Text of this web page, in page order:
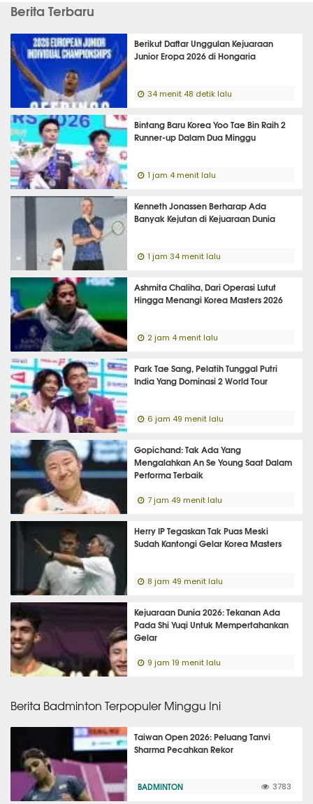
Berita Terbaru
Berikut Daftar Unggulan Kejuaraan
Junior Eropa 2026 di Hongaria
34 menit 48 detik lalu
Bintang Baru Korea Yoo Tae Bin Raih 2
Runner-up Dalam Dua Minggu
1 jam 4 menit lalu
Kenneth Jonassen Berharap Ada
Banyak Kejutan di Kejuaraan Dunia
1 jam 34 menit lalu
Ashmita Chaliha, Dari Operasi Lutut
Hingga Menangi Korea Masters 2026
2 jam 4 menit lalu
Park Tae Sang, Pelatih Tunggal Putri
India Yang Dominasi 2 World Tour
6 jam 49 menit lalu
Gopichand: Tak Ada Yang
Mengalahkan An Se Young Saat Dalam
Performa Terbaik
7 jam 49 menit lalu
Herry IP Tegaskan Tak Puas Meski
Sudah Kantongi Gelar Korea Masters
8 jam 49 menit lalu
Kejuaraan Dunia 2026: Tekanan Ada
Pada Shi Yuqi Untuk Mempertahankan
Gelar
9 jam 19 menit lalu
Berita Badminton Terpopuler Minggu Ini
Taiwan Open 2026: Peluang Tanvi
Sharma Pecahkan Rekor
BADMINTON 3783